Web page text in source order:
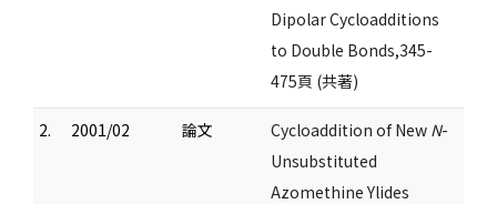
Dipolar Cycloadditions
to Double Bonds,345-
475頁 (共著)
2. 2001/02 論文 Cycloaddition of New N-
Unsubstituted
Azomethine Ylides